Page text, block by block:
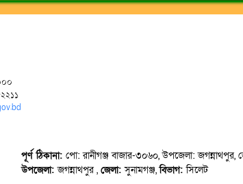
পূর্ণ ঠিকানা: পো: রানীগঞ্জ বাজার-৩০৬০, উপজেলা: জগন্নাথপুর,
উপজেলা:জগন্নাথপুর , জেলা:সুনামগঞ্জ,বিভাগ:সিলেট